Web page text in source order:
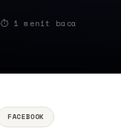
⏱ 1 menit baca
FACEBOOK